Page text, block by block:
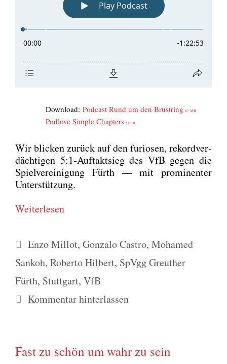
Down­load: Pod­cast Rund um den Brust­ring 67 MB
Pod­l­ove Simp­le Chap­ters 543 B
Wir bli­cken zurück auf den furio­sen, rekord­ver­
däch­ti­gen 5:1‑Auftaktsieg des VfB gegen die
Spiel­ver­ei­ni­gung Fürth — mit pro­mi­nen­ter
Unter­stüt­zung.
Wei­ter­le­sen
Schlagwörter
Enzo Millot, Gonzalo Castro, Mohamed
Sankoh, Roberto Hilbert, SpVgg Greuther
Fürth, Stuttgart, VfB
Kommentar hinterlassen
Fast zu schön um wahr zu sein